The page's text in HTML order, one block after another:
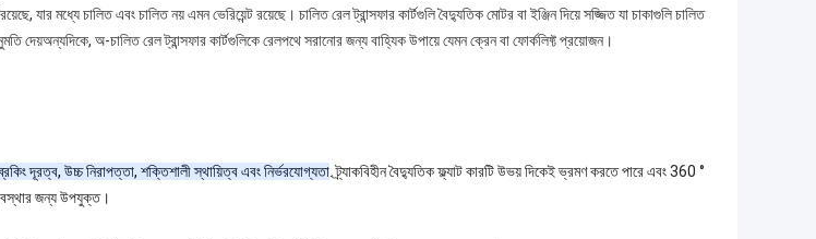
যার মধ্যে চালিত এবং চালিত নয় এমন ভেরিয়েন্ট রয়েছে। চালিত রেল ট্রান্সফার কার্টগুলি বৈদ্যুতিক মোটর বা ইঞ্জিন দিয়ে সজ্জিত যা চাকাগুলি চালিত
দেয়অন্যদিকে, অ-চালিত রেল ট্রান্সফার কার্টগুলিকে রেলপথে সরানোর জন্য বাহ্যিক উপায়ে যেমন ক্রেন বা ফোর্কলিফ্ট প্রয়োজন।
দূরত্ব, উচ্চ নিরাপত্তা, শক্তিশালী স্থায়িত্ব এবং নির্ভরযোগ্যতা. ট্র্যাকবিহীন বৈদ্যুতিক ফ্ল্যাট কারটি উভয় দিকেই ভ্রমণ করতে পারে এবং 360 °
জন্য উপযুক্ত।